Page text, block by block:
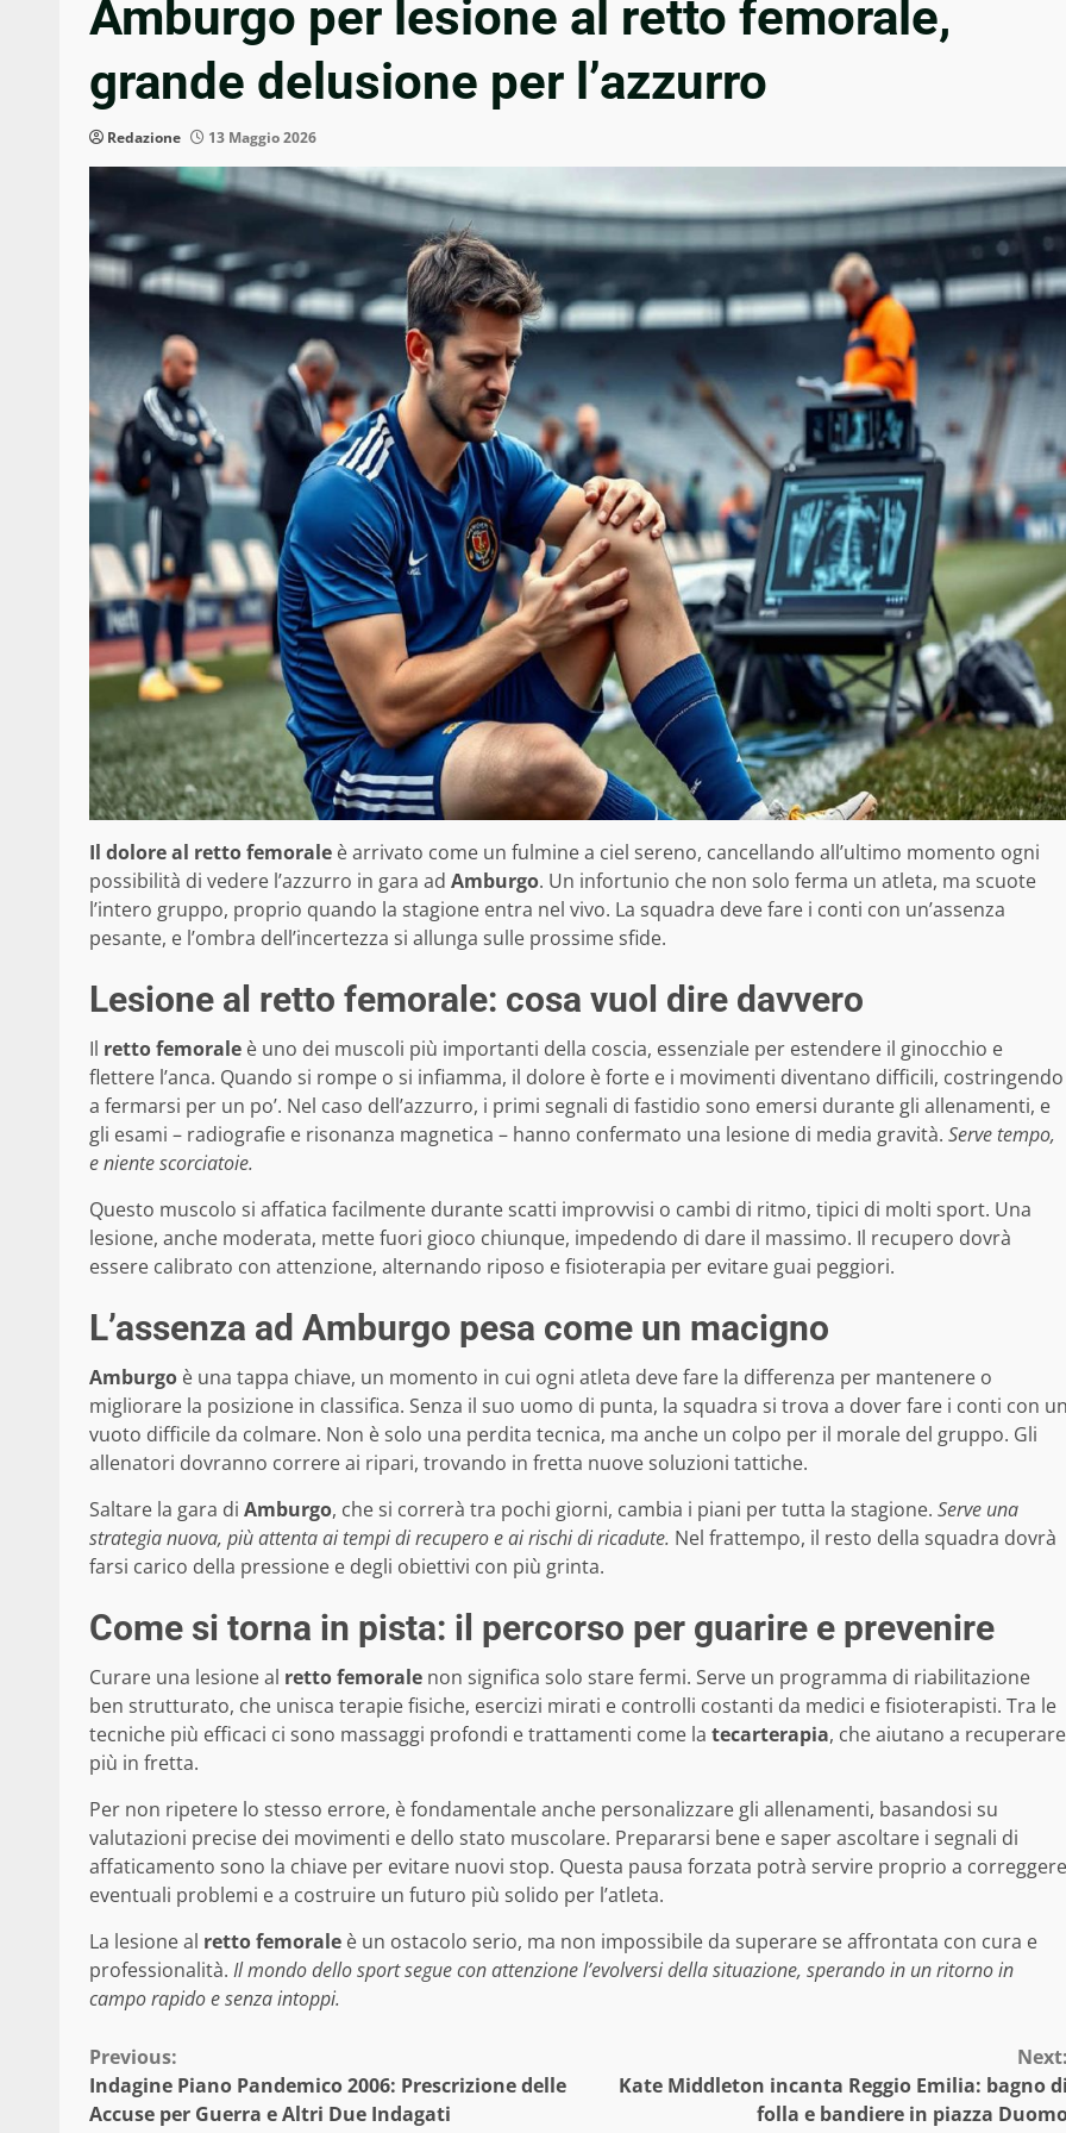
Amburgo per lesione al retto femorale,
grande delusione per l’azzurro
Redazione 13 Maggio 2026
Il dolore al retto femorale è arrivato come un fulmine a ciel sereno, cancellando all’ultimo momento ogni
possibilità di vedere l’azzurro in gara ad Amburgo. Un infortunio che non solo ferma un atleta, ma scuote
l’intero gruppo, proprio quando la stagione entra nel vivo. La squadra deve fare i conti con un’assenza
pesante, e l’ombra dell’incertezza si allunga sulle prossime sfide.
Lesione al retto femorale: cosa vuol dire davvero
Il retto femorale è uno dei muscoli più importanti della coscia, essenziale per estendere il ginocchio e
flettere l’anca. Quando si rompe o si infiamma, il dolore è forte e i movimenti diventano difficili, costringendo
a fermarsi per un po’. Nel caso dell’azzurro, i primi segnali di fastidio sono emersi durante gli allenamenti, e
gli esami – radiografie e risonanza magnetica – hanno confermato una lesione di media gravità. Serve tempo,
e niente scorciatoie.
Questo muscolo si affatica facilmente durante scatti improvvisi o cambi di ritmo, tipici di molti sport. Una
lesione, anche moderata, mette fuori gioco chiunque, impedendo di dare il massimo. Il recupero dovrà
essere calibrato con attenzione, alternando riposo e fisioterapia per evitare guai peggiori.
L’assenza ad Amburgo pesa come un macigno
Amburgo è una tappa chiave, un momento in cui ogni atleta deve fare la differenza per mantenere o
migliorare la posizione in classifica. Senza il suo uomo di punta, la squadra si trova a dover fare i conti con
vuoto difficile da colmare. Non è solo una perdita tecnica, ma anche un colpo per il morale del gruppo. Gli
allenatori dovranno correre ai ripari, trovando in fretta nuove soluzioni tattiche.
Saltare la gara di Amburgo, che si correrà tra pochi giorni, cambia i piani per tutta la stagione. Serve una
strategia nuova, più attenta ai tempi di recupero e ai rischi di ricadute. Nel frattempo, il resto della squadra dovrà
farsi carico della pressione e degli obiettivi con più grinta.
Come si torna in pista: il percorso per guarire e prevenire
Curare una lesione al retto femorale non significa solo stare fermi. Serve un programma di riabilitazione
ben strutturato, che unisca terapie fisiche, esercizi mirati e controlli costanti da medici e fisioterapisti. Tra le
tecniche più efficaci ci sono massaggi profondi e trattamenti come la tecarterapia, che aiutano a recuperare
più in fretta.
Per non ripetere lo stesso errore, è fondamentale anche personalizzare gli allenamenti, basandosi su
valutazioni precise dei movimenti e dello stato muscolare. Prepararsi bene e saper ascoltare i segnali di
affaticamento sono la chiave per evitare nuovi stop. Questa pausa forzata potrà servire proprio a correggere
eventuali problemi e a costruire un futuro più solido per l’atleta.
La lesione al retto femorale è un ostacolo serio, ma non impossibile da superare se affrontata con cura e
professionalità. Il mondo dello sport segue con attenzione l’evolversi della situazione, sperando in un ritorno in
campo rapido e senza intoppi.
Continue
Reading
Previous:
Indagine Piano Pandemico 2006: Prescrizione delle
Accuse per Guerra e Altri Due Indagati
Kate Middleton incanta Reggio Emilia: bagno
folla e bandiere in piazza